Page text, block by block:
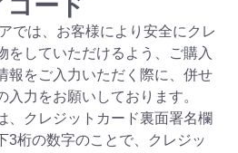
ード
では、お客様により安全にクレ
をしていただけるよう、ご購入
報をご入力いただく際に、併せ
力をお願いしております。
、クレジットカード裏面署名欄
3桁の数字のことで、クレジッ